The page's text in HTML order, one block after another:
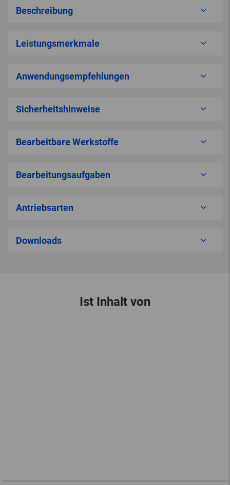
Beschreibung
Leistungsmerkmale
Anwendungsempfehlungen
Sicherheitshinweise
Bearbeitbare Werkstoffe
Bearbeitungsaufgaben
Antriebsarten
Downloads
Ist Inhalt von